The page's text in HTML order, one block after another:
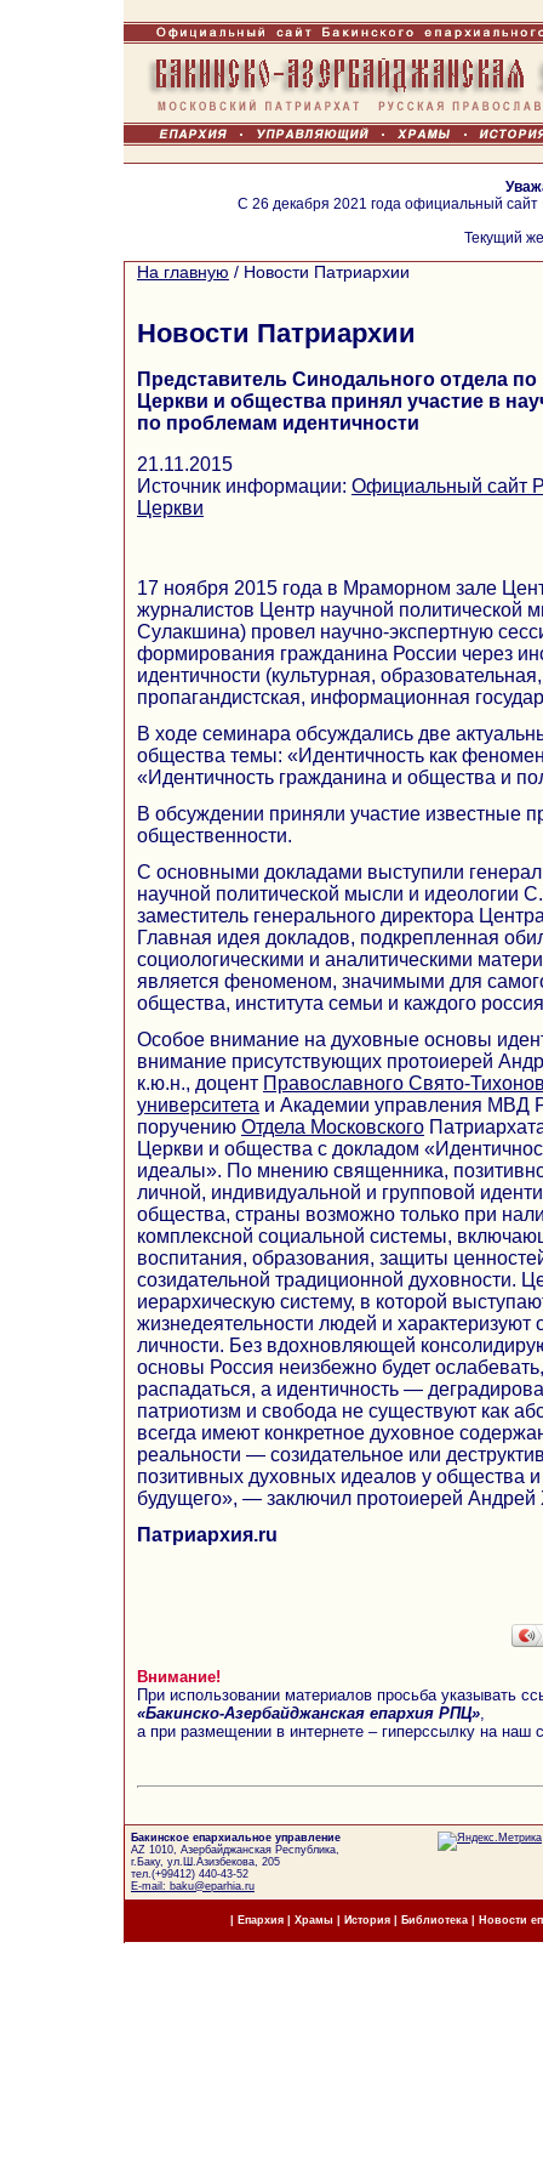
С 26 декабря 2021 года официальный
Текущий
На главную / Новости Патриархии
Новости Патриархии
Представитель Синодального отдела
Церкви и общества принял участие в
по проблемам идентичности
21.11.2015
Источник информации: Официальный сайт
Церкви
17 ноября 2015 года в Мраморном зале
журналистов Центр научной политической
Сулакшина) провел научно-экспертную
формирования гражданина России через
идентичности (культурная,
пропагандистская, информационная
В ходе семинара обсуждались две
общества темы: «Идентичность как
«Идентичность гражданина и общества и
В обсуждении приняли участие известные
общественности.
С основными докладами выступили
научной политической мысли и идеологии
заместитель генерального директора
Главная идея докладов, подкрепленная
социологическими и аналитическими
является феноменом, значимыми для
общества, института семьи и каждого
Особое внимание на духовные основы
внимание присутствующих протоиерей
к.ю.н., доцент Православного Свято-
университета и Академии управления МВД
поручению Отдела Московского
Церкви и общества с докладом
идеалы». По мнению священника,
личной, индивидуальной и групповой
общества, страны возможно только при
комплексной социальной системы,
воспитания, образования, защиты
созидательной традиционной духовности.
иерархическую систему, в которой
жизнедеятельности людей и
личности. Без вдохновляющей
основы Россия неизбежно будет
распадаться, а идентичность —
патриотизм и свобода не существуют как
всегда имеют конкретное духовное
реальности — созидательное или
позитивных духовных идеалов у общества и
будущего», — заключил протоиерей
Патриархия.ru
Внимание!
При использовании материалов просьба указывать
«Бакинско-Азербайджанская епархия РПЦ»
а при размещении в интернете – гиперссылку на наш
Бакинское епархиальное управление
AZ 1010, Азербайджанская Республика,
г.Баку, ул.Ш.Азизбекова, 205
тел.(+99412) 440-43-52
E-mail: baku@eparhia.ru
Епархия| Храмы История| Библиотека Новости